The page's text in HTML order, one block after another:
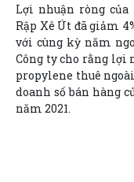
Lợi nhuận ròng của
Rập Xê Út đã giảm
với cùng kỳ năm
Công ty cho rằng lợi
propylene thuê
doanh số bán hàng
năm 2021.